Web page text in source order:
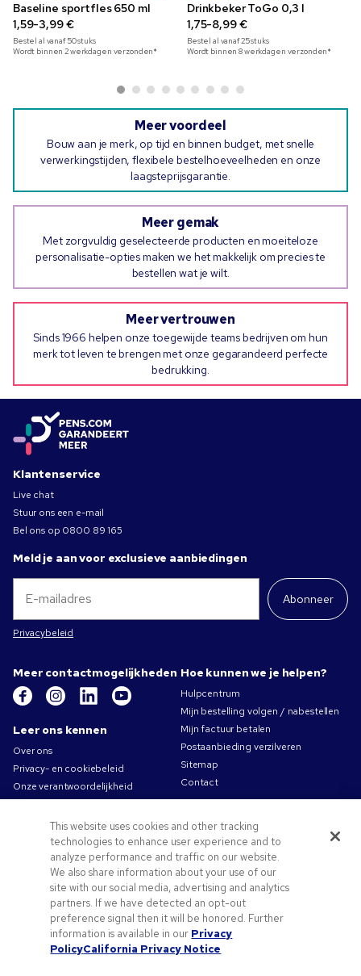
Baseline sportfles 650 ml
1,59-3,99 €
Bestel al vanaf50stuks
Wordt binnen 2 werkdagen verzonden*
Drinkbeker ToGo 0,3 l
1,75-8,99 €
Bestel al vanaf25stuks
Wordt binnen 8 werkdagen verzonden*
Meer voordeel
Bouw aan je merk, op tijd en binnen budget, met snelle
verwerkingstijden, flexibele bestelhoeveelheden en onze
laagsteprijsgarantie.
Meer gemak
Met zorgvuldig geselecteerde producten en moeiteloze
personalisatie-opties maken we het makkelijk om precies te
bestellen wat je wilt.
Meer vertrouwen
Sinds 1966 helpen onze toegewijde teams bedrijven om hun
merk tot leven te brengen met onze gegarandeerd perfecte
bedrukking.
Klantenservice
Live chat
Stuur ons een e-mail
Bel ons op 0800 89 165
Meld je aan voor exclusieve aanbiedingen
Abonneer
Privacybeleid
Meer contactmogelijkheden
Leer ons kennen
Over ons
Privacy- en cookiebeleid
Onze verantwoordelijkheid
Algemene verkoopsvoorwaarden
Carrières bij Pens.com
Aanbiedingen &
hulpmiddelen
Promotionele producten
Promocodes & coupons
Tips voor het aanleveren van uw logo
Hoe kunnen we je helpen?
Hulpcentrum
Mijn bestelling volgen / nabestellen
Mijn factuur betalen
Postaanbieding verzilveren
Sitemap
Contact
This website uses cookies and other tracking
technologies to enhance user experience and to
analyze performance and traffic on our website.
We also share information about your use of our
site with our social media, advertising and analytics
partners. If we have detected an opt-out
preference signal then it will be honored. Further
information is available in our Privacy
PolicyCalifornia Privacy Notice